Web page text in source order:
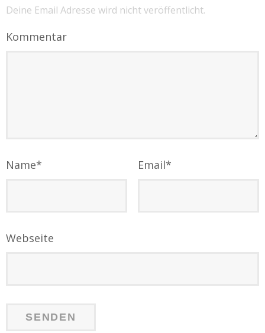
Deine Email Adresse wird nicht veröffentlicht.
Kommentar
Name* Email*
Webseite